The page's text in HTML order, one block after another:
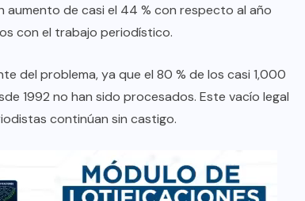
de casi el 44 % con respecto al año
con el trabajo periodístico.
del problema, ya que el 80 % de los casi 1,000
1992 no han sido procesados. Este vacío legal
continúan sin castigo.